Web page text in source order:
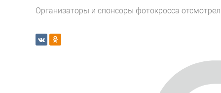
Организаторы и спонсоры фотокросса